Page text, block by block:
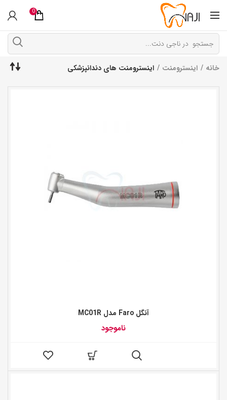
0
خانه اینسترومنت اینسترومنت های دندانپزشکی
آنگل Faro مدل MC01R
ناموجود